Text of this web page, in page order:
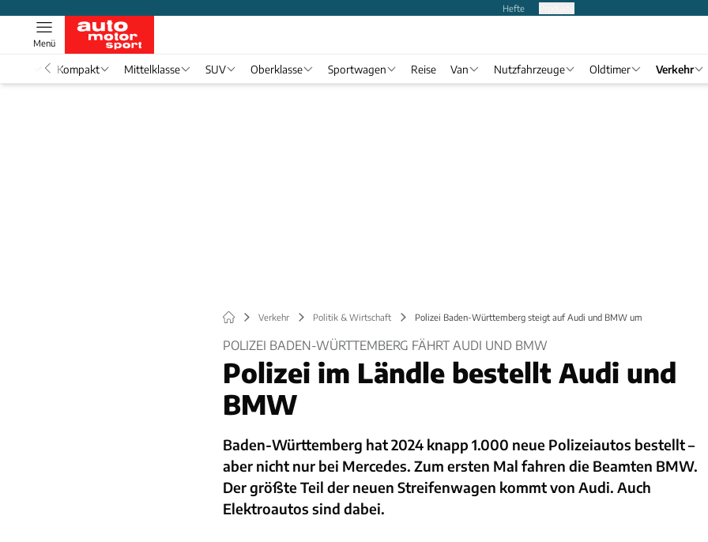
Hefte
Menü
Kompakt Mittelklasse SUV Oberklasse Sportwagen Reise Van Nutzfahrzeuge Oldtimer Verkehr
Verkehr Politik & Wirtschaft Polizei Baden-Württemberg steigt auf Audi und BMW um
POLIZEI BADEN-WÜRTTEMBERG FÄHRT AUDI UND BMW
Polizei im Ländle bestellt Audi und
BMW
Baden-Württemberg hat 2024 knapp 1.000 neue Polizeiautos bestellt –
aber nicht nur bei Mercedes. Zum ersten Mal fahren die Beamten BMW.
Der größte Teil der neuen Streifenwagen kommt von Audi. Auch
Elektroautos sind dabei.